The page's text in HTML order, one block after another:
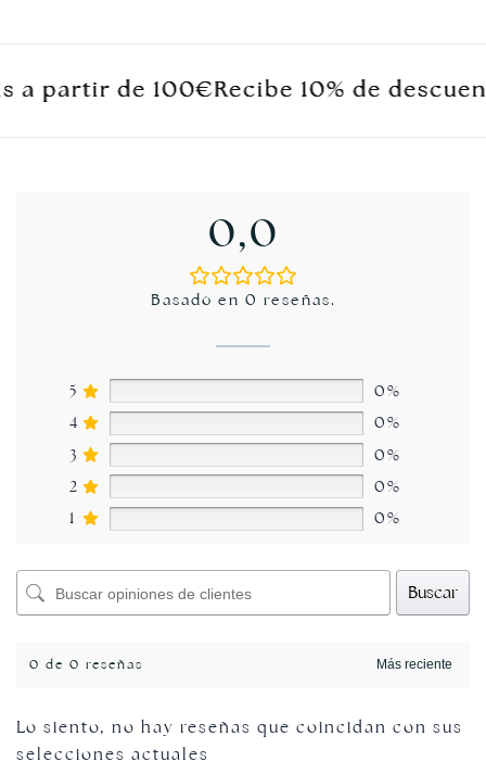
partir de 100€Recibe 10% de
partir de 100€Recibe 10% de
partir de 100€Recibe 10% de
0,0
Basado en 0 reseñas.
5
0%
4
0%
3
0%
2
0%
1
0%
Buscar
0 de 0 reseñas
Lo siento, no hay reseñas que coincidan con sus
selecciones actuales